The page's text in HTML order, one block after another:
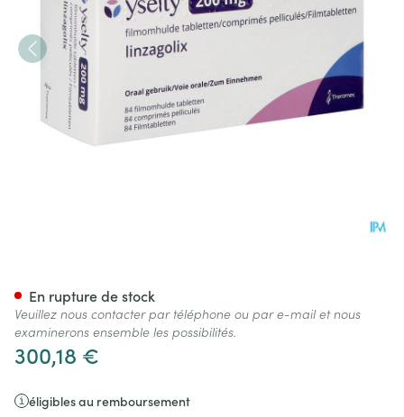
300,18 €
éligibles au remboursement
En rupture de stock
Veuillez nous contacter par téléphone ou par e-mail et nous
examinerons ensemble les possibilités.